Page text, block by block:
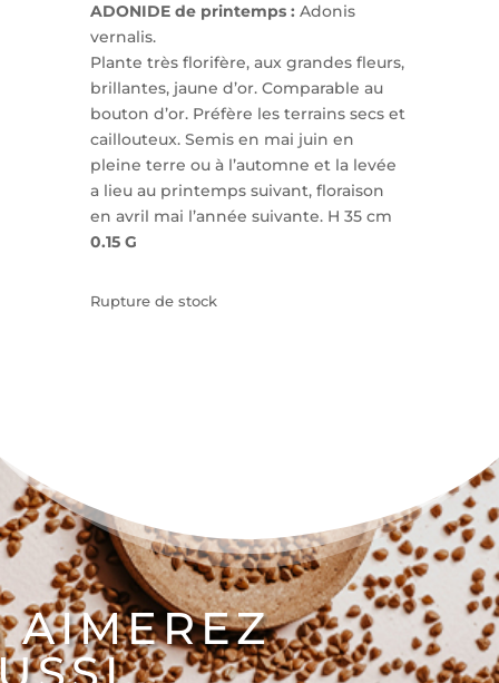
ADONIDE de printemps : Adonis
vernalis.
Plante très florifère, aux grandes fleurs,
brillantes, jaune d’or. Comparable au
bouton d’or. Préfère les terrains secs et
caillouteux. Semis en mai juin en
pleine terre ou à l’automne et la levée
a lieu au printemps suivant, floraison
en avril mai l’année suivante. H 35 cm
0.15 G
Rupture de stock
AIMEREZ